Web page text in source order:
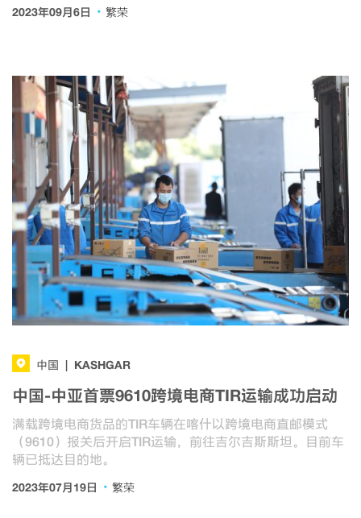
2023年09月6日 · 繁荣
中国 KASHGAR
中国-中亚首票9610跨境电商TIR运输成功启动
满载跨境电商货品的TIR车辆在喀什以跨境电商直邮模式
（9610）报关后开启TIR运输，前往吉尔吉斯斯坦。目前车
辆已抵达目的地。
2023年07月19日 · 繁荣